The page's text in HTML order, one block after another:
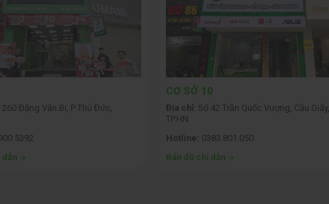
260 Đặng Văn Bi, P Thủ Đức,
5392
dẫn
CƠ SỞ 10
Địa chỉ: Số 42 Trần Quốc Vượng, Cầu Giấy,
TP.HN
Hotline: 0383.801.050
Bản đồ chỉ dẫn